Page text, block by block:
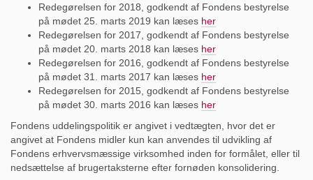
Redegørelsen for 2018, godkendt af Fondens bestyrelse
på mødet 25. marts 2019 kan læses her
Redegørelsen for 2017, godkendt af Fondens bestyrelse
på mødet 20. marts 2018 kan læses her
Redegørelsen for 2016, godkendt af Fondens bestyrelse
på mødet 31. marts 2017 kan læses her
Redegørelsen for 2015, godkendt af Fondens bestyrelse
på mødet 30. marts 2016 kan læses her
Fondens uddelingspolitik er angivet i vedtægten, hvor det er
angivet at Fondens midler kun kan anvendes til udvikling af
Fondens erhvervsmæssige virksomhed inden for formålet, eller til
nedsættelse af brugertaksterne efter fornøden konsolidering.